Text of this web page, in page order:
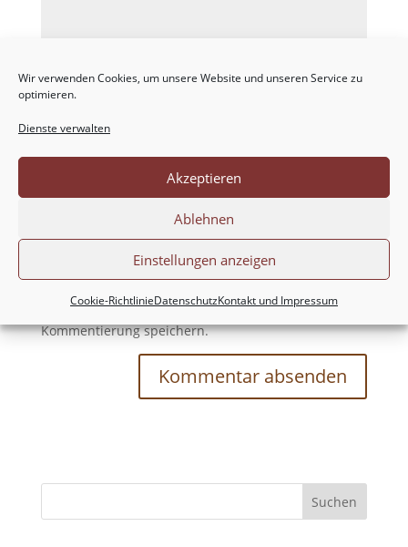
Wir verwenden Cookies, um unsere Website und unseren Service zu
optimieren.
Dienste verwalten
Akzeptieren
Ablehnen
Einstellungen anzeigen
Cookie-RichtlinieDatenschutzKontakt und Impressum
meine Website in diesem Browser für die nächste
Kommentierung speichern.